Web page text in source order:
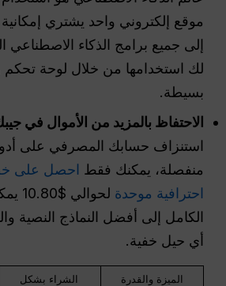
موقع إلكتروني واحد يشتري
إلى جميع برامج الذكاء الاصطناعي
لك استخدامها من خلال لوحة تحكم
بسيطة.
الاحتفاظ بالمزيد من الأموال في
استنزاف حسابك المصرفي على
منفصلة، يمكنك فقط احصل على
احترافية موحدة
الكامل إلى أفضل النماذج النصية
أي حيل خفية.
الميزة والقدرة الشراء بشكل